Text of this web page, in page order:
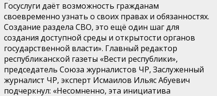
Госуслуги даёт возможность гражданам
своевременно узнать о своих правах и обязанностях.
Создание раздела СВО, это ещё один шаг для
создания доступной среды и открытости органов
государственной власти». Главный редактор
республиканской газеты «Вести республики»,
председатель Союза журналистов ЧР, Заслуженный
журналист ЧР, эксперт Исмаилов Ильяс Абуевич
подчеркнул: «Несомненно, эта инициатива